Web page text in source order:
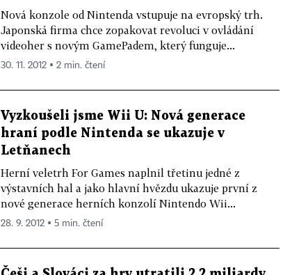
Nová konzole od Nintenda vstupuje na evropský trh.
Japonská firma chce zopakovat revoluci v ovládání
videoher s novým GamePadem, který funguje...
30. 11. 2012 ▪ 2 min. čtení
Vyzkoušeli jsme Wii U: Nová generace
hraní podle Nintenda se ukazuje v
Letňanech
Herní veletrh For Games naplnil třetinu jedné z
výstavních hal a jako hlavní hvězdu ukazuje první z
nové generace herních konzolí Nintendo Wii...
28. 9. 2012 ▪ 5 min. čtení